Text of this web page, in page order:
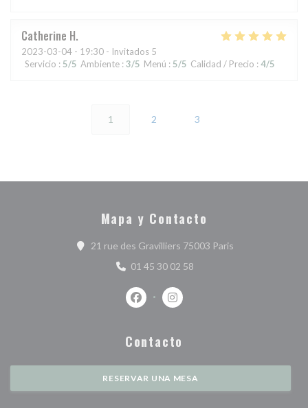
Catherine H
2023-03-04 - 19:30 - Invitados 5
Servicio : 5/5 Ambiente : 3/5 Menú : 5/5 Calidad / Precio : 4/5
1 2 3
Mapa y Contacto
21 rue des Gravilliers 75003 Paris((abre en una
01 45 30 02 58
Facebook ((abre en una nueva
Instagram ((abre en una
Contacto
RESERVAR UNA MESA